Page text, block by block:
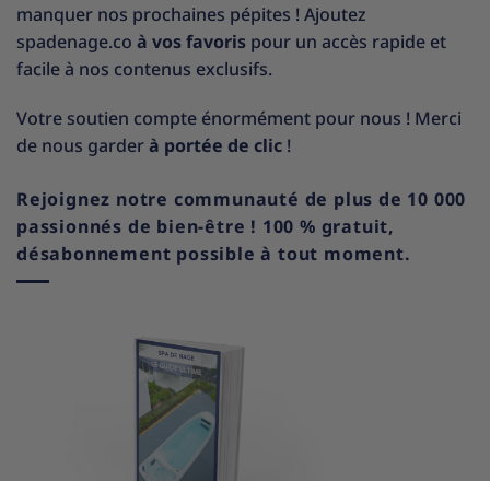
manquer nos prochaines pépites ! Ajoutez
spadenage.co à vos favoris pour un accès rapide et
facile à nos contenus exclusifs.
Votre soutien compte énormément pour nous ! Merci
de nous garderà portée de clic !
Rejoignez notre communauté de plus de 10 000
passionnés de bien-être ! 100 % gratuit,
désabonnement possible à tout moment.